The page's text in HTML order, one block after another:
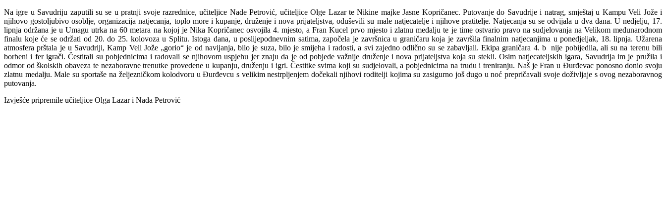
Na igre u Savudriju zaputili su se u pratnji svoje razrednice, učiteljice Nade Petrović, učiteljice Olge Lazar te Nikine majke Jasne Kopričanec. Putovanje do Savudrije i natrag, smještaj u Kampu Veli Jože i
njihovo gostoljubivo osoblje, organizacija natjecanja, toplo more i kupanje, druženje i nova prijateljstva, oduševili su male natjecatelje i njihove pratitelje. Natjecanja su se odvijala u dva dana. U nedjelju, 17.
lipnja održana je u Umagu utrka na 60 metara na kojoj je Nika Kopričanec osvojila 4. mjesto, a Fran Kucel prvo mjesto i zlatnu medalju te je time ostvario pravo na sudjelovanja na Velikom međunarodnom
finalu koje će se održati od 20. do 25. kolovoza u Splitu. Istoga dana, u poslijepodnevnim satima, započela je završnica u graničaru koja je završila finalnim natjecanjima u ponedjeljak, 18. lipnja. Užarena
atmosfera prštala je u Savudriji, Kamp Veli Jože „gorio“ je od navijanja, bilo je suza, bilo je smijeha i radosti, a svi zajedno odlično su se zabavljali. Ekipa graničara 4. b nije pobijedila, ali su na terenu bili
borbeni i fer igrači. Čestitali su pobjednicima i radovali se njihovom uspjehu jer znaju da je od pobjede važnije druženje i nova prijateljstva koja su stekli. Osim natjecateljskih igara, Savudrija im je pružila i
odmor od školskih obaveza te nezaboravne trenutke provedene u kupanju, druženju i igri. Čestitke svima koji su sudjelovali, a pobjednicima na trudu i treniranju. Naš je Fran u Đurđevac ponosno donio svoju
zlatnu medalju. Male su sportaše na željezničkom kolodvoru u Đurđevcu s velikim nestrpljenjem dočekali njihovi roditelji kojima su zasigurno još dugo u noć prepričavali svoje doživljaje s ovog nezaboravnog
putovanja.
Izvješće pripremile učiteljice Olga Lazar i Nada Petrović